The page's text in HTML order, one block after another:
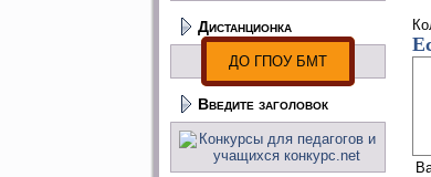
Дистанционка
ДО ГПОУ БМТ
Введите заголовок